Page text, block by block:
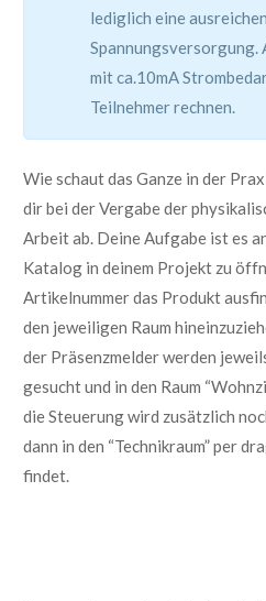
lediglich eine
Spannungsversorgung.
mit ca.10mA
Teilnehmer rechnen.
Wie schaut das Ganze in der
dir bei der Vergabe der
Arbeit ab. Deine Aufgabe ist es
Katalog in deinem Projekt zu
Artikelnummer das Produkt
den jeweiligen Raum
der Präsenzmelder werden
gesucht und in den Raum
die Steuerung wird zusätzlich
dann in den “Technikraum” per
findet.